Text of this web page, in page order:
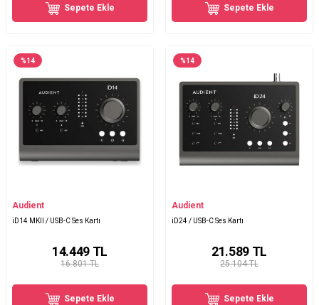
Sepete Ekle Sepete Ekle
%14
Audient
iD14 MKII / USB-C Ses Kartı
16.801 TL
14.449TL
Sepete Ekle
%14
Audient
iD24 / USB-C Ses Kartı
25.104 TL
21.589TL
Sepete Ekle